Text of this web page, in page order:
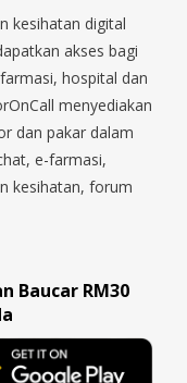
Valley, Sembawang,
Tampines, Toa
Thomson, Tuas,
Upper Thomson,
kesihatan digital
akses bagi
hospital dan
menyediakan
dan pakar dalam
e-farmasi,
kesihatan, forum
Baucar RM30